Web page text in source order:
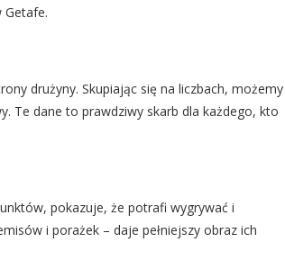
Getafe.
drużyny. Skupiając się na liczbach, możemy
Te dane to prawdziwy skarb dla każdego, kto
pokazuje, że potrafi wygrywać i
i porażek – daje pełniejszy obraz ich